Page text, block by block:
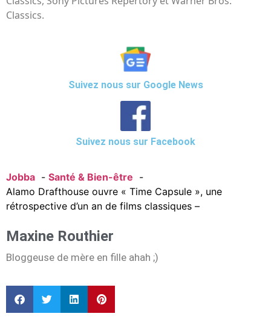
Classics.
Suivez nous sur Google News
Suivez nous sur Facebook
Jobba
Santé & Bien-être
Alamo Drafthouse ouvre « Time Capsule », une
rétrospective d’un an de films classiques –
Maxine Routhier
Bloggeuse de mère en fille ahah ;)